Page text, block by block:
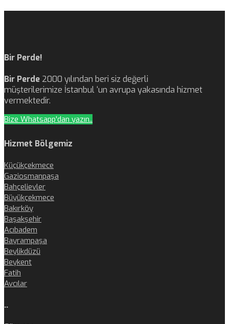
Bir Perde!
Bir Perde 2000 yılından beri siz değerli
müşterilerimize İstanbul ‘un avrupa yakasında hizmet
vermektedir.
Bize Whatsapp'dan yazın..
Hizmet Bölgemiz
Küçükçekmece
Gaziosmanpaşa
Bahçelievler
Büyükçekmece
Bakırköy
Başakşehir
Acıbadem
Bayrampaşa
Beylikdüzü
Beykent
Fatih
Avcılar
..